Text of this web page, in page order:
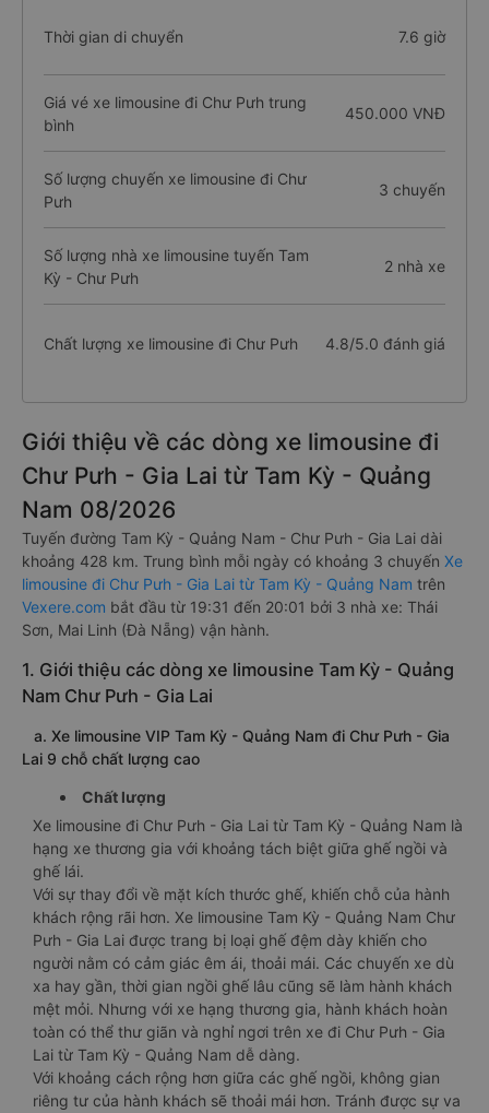
Thời gian di chuyển 7.6 giờ
Giá vé xe limousine đi Chư Pưh trung
bình
450.000 VNĐ
Số lượng chuyến xe limousine đi Chư
Pưh
3 chuyến
Số lượng nhà xe limousine tuyến Tam
Kỳ - Chư Pưh
2 nhà xe
Chất lượng xe limousine đi Chư Pưh 4.8/5.0 đánh giá
Giới thiệu về các dòng xe limousine đi
Chư Pưh - Gia Lai từ Tam Kỳ - Quảng
Nam 08/2026
Tuyến đường Tam Kỳ - Quảng Nam - Chư Pưh - Gia Lai dài
khoảng 428 km. Trung bình mỗi ngày có khoảng 3 chuyến Xe
limousine đi Chư Pưh - Gia Lai từ Tam Kỳ - Quảng Nam trên
Vexere.com bắt đầu từ 19:31 đến 20:01 bởi 3 nhà xe: Thái
Sơn, Mai Linh (Đà Nẵng) vận hành.
1. Giới thiệu các dòng xe limousine Tam Kỳ - Quảng
Nam Chư Pưh - Gia Lai
a. Xe limousine VIP Tam Kỳ - Quảng Nam đi Chư Pưh - Gia
Lai 9 chỗ chất lượng cao
Chất lượng
Xe limousine đi Chư Pưh - Gia Lai từ Tam Kỳ - Quảng Nam là
hạng xe thương gia với khoảng tách biệt giữa ghế ngồi và
ghế lái.
Với sự thay đổi về mặt kích thước ghế, khiến chỗ của hành
khách rộng rãi hơn. Xe limousine Tam Kỳ - Quảng Nam Chư
Pưh - Gia Lai được trang bị loại ghế đệm dày khiến cho
người nằm có cảm giác êm ái, thoải mái. Các chuyến xe dù
xa hay gần, thời gian ngồi ghế lâu cũng sẽ làm hành khách
mệt mỏi. Nhưng với xe hạng thương gia, hành khách hoàn
toàn có thể thư giãn và nghỉ ngơi trên xe đi Chư Pưh - Gia
Lai từ Tam Kỳ - Quảng Nam dễ dàng.
Với khoảng cách rộng hơn giữa các ghế ngồi, không gian
riêng tư của hành khách sẽ thoải mái hơn. Tránh được sự va